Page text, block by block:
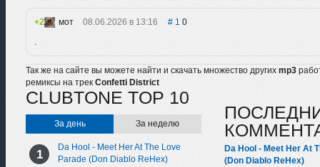
2 мот 08.06.2026 в 13:16 10
Так же на сайте вы можете найти и скачать множество других mp3
ремиксы на трек Confetti District
CLUBTONE TOP 10
За день За неделю
Da Hool - Meet Her At The Love
Parade (Don Diablo ReHex)
Da Hool - Meet Her At
(Don Diablo ReHex)